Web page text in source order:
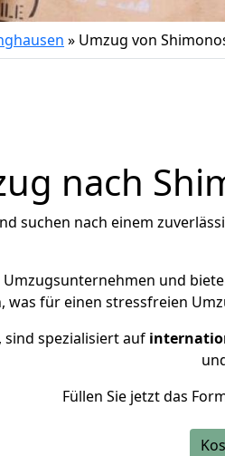
» Umzug von
nach
suchen nach einem
und
was für einen stressfreien
spezialisiert auf
Füllen Sie jetzt das